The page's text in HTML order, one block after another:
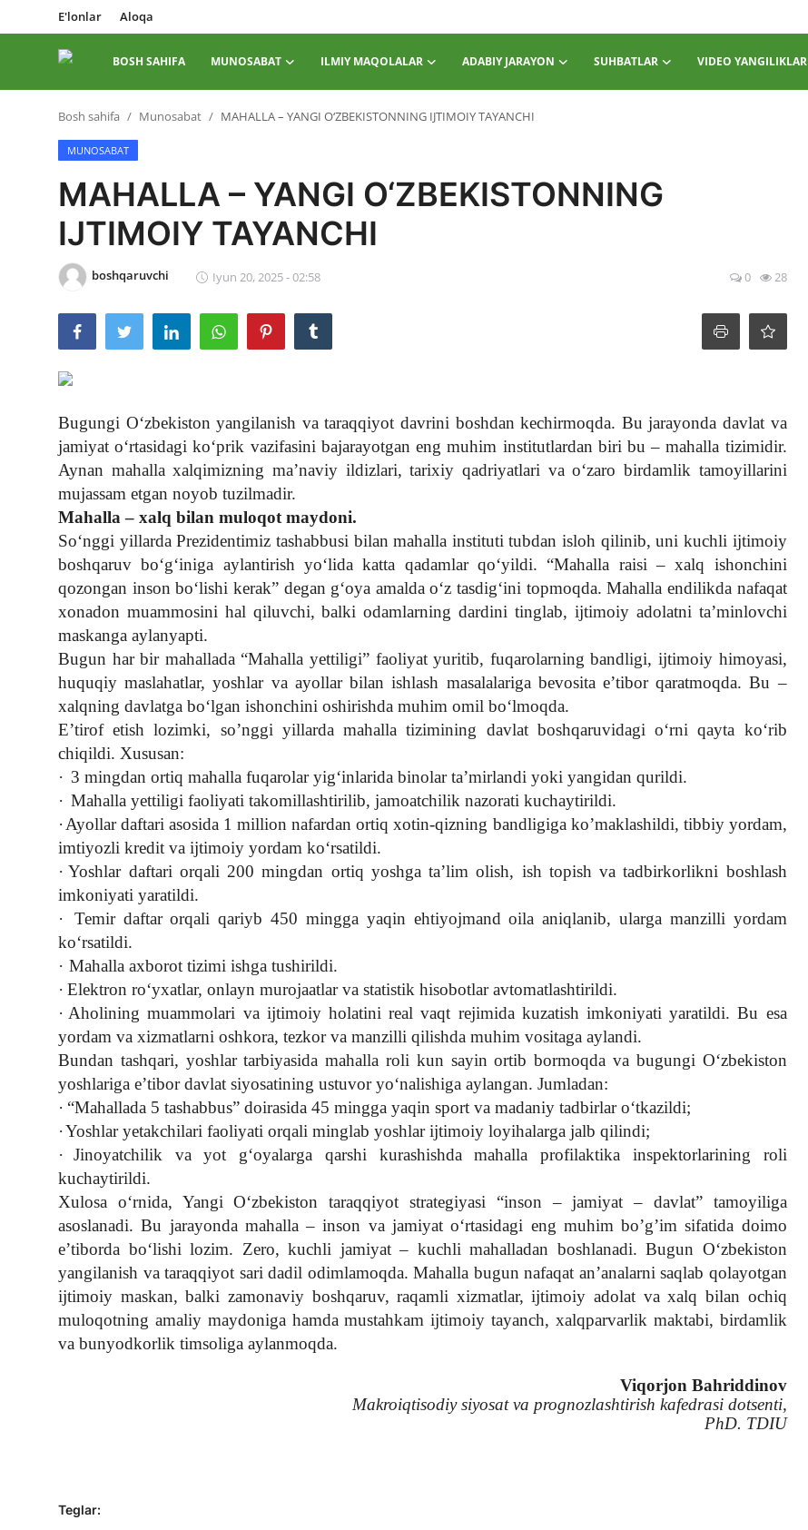
E'lonlar Aloqa
BOSH SAHIFA MUNOSABAT ILMIY MAQOLALAR ADABIY JARAYON SUHBATLAR VIDEO YANGILIKLAR
kirish
Roʻyxatdan
Bosh sahifa
Munosabat
Ilmiy maqolalar
Adabiy jarayon
Suhbatlar
Video yangiliklar
Ekspeditsiya
Bosh sahifa Munosabat MAHALLA – YANGI O‘ZBEKISTONNING IJTIMOIY TAYANCHI
MUNOSABAT
MAHALLA – YANGI O‘ZBEKISTONNING
IJTIMOIY TAYANCHI
boshqaruvchi Iyun 20, 2025 - 02:58 0 28
Bugungi O‘zbekiston yangilanish va taraqqiyot davrini boshdan kechirmoqda. Bu jarayonda davlat va
jamiyat o‘rtasidagi ko‘prik vazifasini bajarayotgan eng muhim institutlardan biri bu – mahalla tizimidir.
Aynan mahalla xalqimizning ma’naviy ildizlari, tarixiy qadriyatlari va o‘zaro birdamlik tamoyillarini
mujassam etgan noyob tuzilmadir.
Mahalla – xalq bilan muloqot maydoni.
So‘nggi yillarda Prezidentimiz tashabbusi bilan mahalla instituti tubdan isloh qilinib, uni kuchli ijtimoiy
boshqaruv bo‘g‘iniga aylantirish yo‘lida katta qadamlar qo‘yildi. “Mahalla raisi – xalq ishonchini
qozongan inson bo‘lishi kerak” degan g‘oya amalda o‘z tasdig‘ini topmoqda. Mahalla endilikda nafaqat
xonadon muammosini hal qiluvchi, balki odamlarning dardini tinglab, ijtimoiy adolatni ta’minlovchi
maskanga aylanyapti.
Bugun har bir mahallada “Mahalla yettiligi” faoliyat yuritib, fuqarolarning bandligi, ijtimoiy himoyasi,
huquqiy maslahatlar, yoshlar va ayollar bilan ishlash masalalariga bevosita e’tibor qaratmoqda. Bu –
xalqning davlatga bo‘lgan ishonchini oshirishda muhim omil bo‘lmoqda.
E’tirof etish lozimki, so’nggi yillarda mahalla tizimining davlat boshqaruvidagi o‘rni qayta ko‘rib
chiqildi. Xususan:
· 3 mingdan ortiq mahalla fuqarolar yig‘inlarida binolar ta’mirlandi yoki yangidan qurildi.
· Mahalla yettiligi faoliyati takomillashtirilib, jamoatchilik nazorati kuchaytirildi.
·Ayollar daftari asosida 1 million nafardan ortiq xotin-qizning bandligiga ko’maklashildi, tibbiy yordam,
imtiyozli kredit va ijtimoiy yordam ko‘rsatildi.
· Yoshlar daftari orqali 200 mingdan ortiq yoshga ta’lim olish, ish topish va tadbirkorlikni boshlash
imkoniyati yaratildi.
·
Temir daftar orqali qariyb 450 mingga yaqin ehtiyojmand oila aniqlanib, ularga manzilli yordam
ko‘rsatildi.
· Mahalla axborot tizimi ishga tushirildi.
· Elektron ro‘yxatlar, onlayn murojaatlar va statistik hisobotlar avtomatlashtirildi.
· Aholining muammolari va ijtimoiy holatini real vaqt rejimida kuzatish imkoniyati yaratildi. Bu esa
yordam va xizmatlarni oshkora, tezkor va manzilli qilishda muhim vositaga aylandi.
Bundan tashqari, yoshlar tarbiyasida mahalla roli kun sayin ortib bormoqda va bugungi O‘zbekiston
yoshlariga e’tibor davlat siyosatining ustuvor yo‘nalishiga aylangan. Jumladan:
· “Mahallada 5 tashabbus” doirasida 45 mingga yaqin sport va madaniy tadbirlar o‘tkazildi;
·Yoshlar yetakchilari faoliyati orqali minglab yoshlar ijtimoiy loyihalarga jalb qilindi;
· Jinoyatchilik va yot g‘oyalarga qarshi kurashishda mahalla profilaktika inspektorlarining roli
kuchaytirildi.
Xulosa o‘rnida, Yangi O‘zbekiston taraqqiyot strategiyasi “inson – jamiyat – davlat” tamoyiliga
asoslanadi. Bu jarayonda mahalla – inson va jamiyat o‘rtasidagi eng muhim bo’g’im sifatida doimo
e’tiborda bo‘lishi lozim. Zero, kuchli jamiyat – kuchli mahalladan boshlanadi. Bugun O‘zbekiston
yangilanish va taraqqiyot sari dadil odimlamoqda. Mahalla bugun nafaqat an’analarni saqlab qolayotgan
ijtimoiy maskan, balki zamonaviy boshqaruv, raqamli xizmatlar, ijtimoiy adolat va xalq bilan ochiq
muloqotning amaliy maydoniga hamda mustahkam ijtimoiy tayanch, xalqparvarlik maktabi, birdamlik
va bunyodkorlik timsoliga aylanmoqda.
Viqorjon Bahriddinov
Makroiqtisodiy siyosat va prognozlashtirish kafedrasi dotsenti,
PhD. TDIU
Teglar: